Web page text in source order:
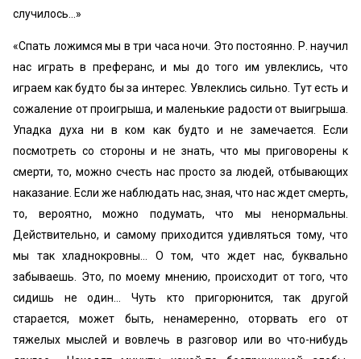
случилось…»
«Спать ложимся мы в три часа ночи. Это постоянно. Р. научил
нас играть в преферанс, и мы до того им увлеклись, что
играем как будто бы за интерес. Увлеклись сильно. Тут есть и
сожаление от проигрыша, и маленькие радости от выигрыша.
Упадка духа ни в ком как будто и не замечается. Если
посмотреть со стороны и не знать, что мы приговорены к
смерти, то, можно счесть нас просто за людей, отбывающих
наказание. Если же наблюдать нас, зная, что нас ждет смерть,
то, вероятно, можно подумать, что мы ненормальны.
Действительно, и самому приходится удивляться тому, что
мы так хладнокровны… О том, что ждет нас, буквально
забываешь. Это, по моему мнению, происходит от того, что
сидишь не один… Чуть кто пригорюнится, так другой
старается, может быть, ненамеренно, оторвать его от
тяжелых мыслей и вовлечь в разговор или во что-нибудь